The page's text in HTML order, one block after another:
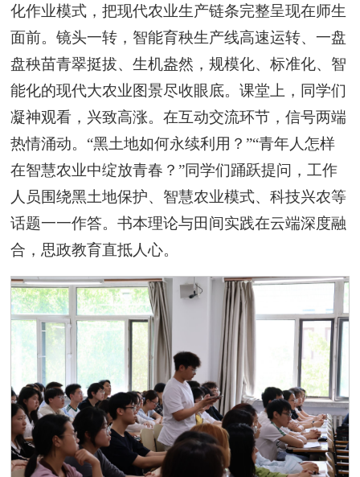
化作业模式，把现代农业生产链条完整呈现在师生
面前。镜头一转，智能育秧生产线高速运转、一盘
盘秧苗青翠挺拔、生机盎然，规模化、标准化、智
能化的现代大农业图景尽收眼底。课堂上，同学们
凝神观看，兴致高涨。在互动交流环节，信号两端
热情涌动。“黑土地如何永续利用？”“青年人怎样
在智慧农业中绽放青春？”同学们踊跃提问，工作
人员围绕黑土地保护、智慧农业模式、科技兴农等
话题一一作答。书本理论与田间实践在云端深度融
合，思政教育直抵人心。